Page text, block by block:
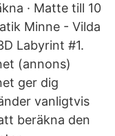
· Matte till 10
Minne - Vilda
Labyrint #1.
(annons)
ger dig
vanligtvis
beräkna den